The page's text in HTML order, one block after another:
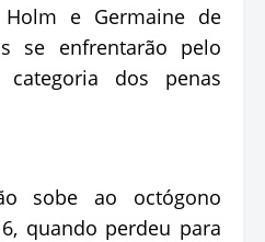
e Germaine de
se enfrentarão pelo
dos penas
sobe ao octógono
quando perdeu para